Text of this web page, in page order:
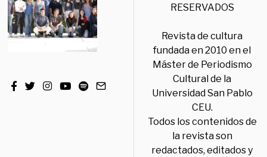
RESERVADOS
Revista de cultura
fundada en 2010 en el
Máster de Periodismo
Cultural de la
Universidad San Pablo
CEU.
Todos los contenidos de
la revista son
redactados, editados y